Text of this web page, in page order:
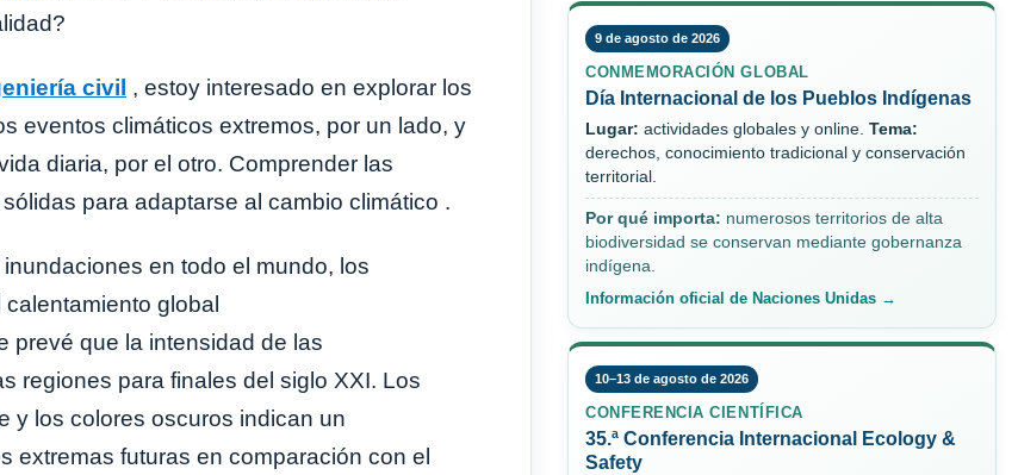
civil , estoy interesado en explorar los
eventos climáticos extremos, por un lado, y
diaria, por el otro. Comprender las
para adaptarse al cambio climático .
prevé que la intensidad de las
regiones para finales del siglo XXI. Los
y los colores oscuros indican un
extremas futuras en comparación con el
9 de agosto de 2026
CONMEMORACIÓN GLOBAL
Día Internacional de los Pueblos Indígenas
Lugar: actividades globales y online. Tema:
derechos, conocimiento tradicional y conservación
territorial.
Por qué importa: numerosos territorios de alta
biodiversidad se conservan mediante gobernanza
indígena.
Información oficial de Naciones Unidas →
10–13 de agosto de 2026
CONFERENCIA CIENTÍFICA
35.ª Conferencia Internacional Ecology &
Safety